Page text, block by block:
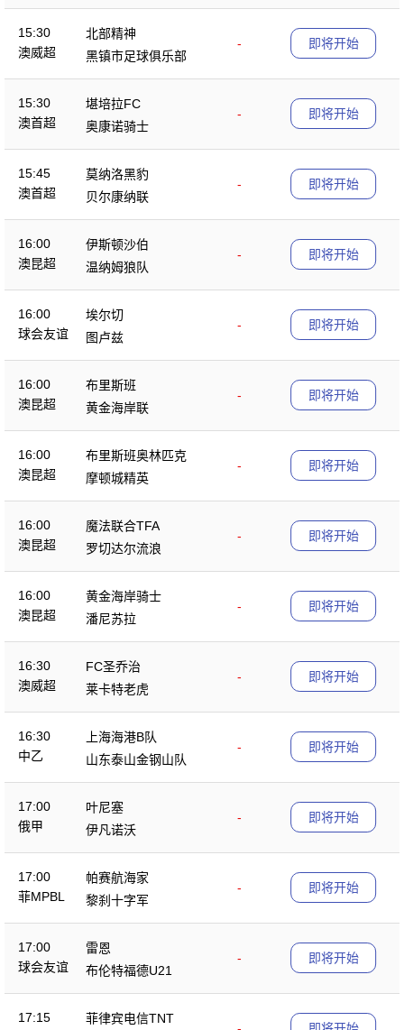
15:30
澳威超
北部精神
-
黑镇市足球俱乐部
即将开始
15:30
澳首超
堪培拉FC
-
奥康诺骑士
即将开始
15:45
澳首超
莫纳洛黑豹
-
贝尔康纳联
即将开始
16:00
澳昆超
伊斯顿沙伯
-
温纳姆狼队
即将开始
16:00
球会友谊
埃尔切
-
图卢兹
即将开始
16:00
澳昆超
布里斯班
-
黄金海岸联
即将开始
16:00
澳昆超
布里斯班奥林匹克
-
摩顿城精英
即将开始
16:00
澳昆超
魔法联合TFA
-
罗切达尔流浪
即将开始
16:00
澳昆超
黄金海岸骑士
-
潘尼苏拉
即将开始
16:30
澳威超
FC圣乔治
-
莱卡特老虎
即将开始
16:30
中乙
上海海港B队
-
山东泰山金钢山队
即将开始
17:00
俄甲
叶尼塞
-
伊凡诺沃
即将开始
17:00
菲MPBL
帕赛航海家
-
黎刹十字军
即将开始
17:00
球会友谊
雷恩
-
布伦特福德U21
即将开始
17:15
菲律宾电信TNT